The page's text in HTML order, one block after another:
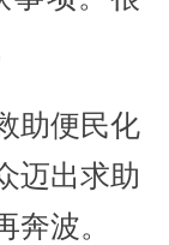
便民化
迈出求助
奔波。